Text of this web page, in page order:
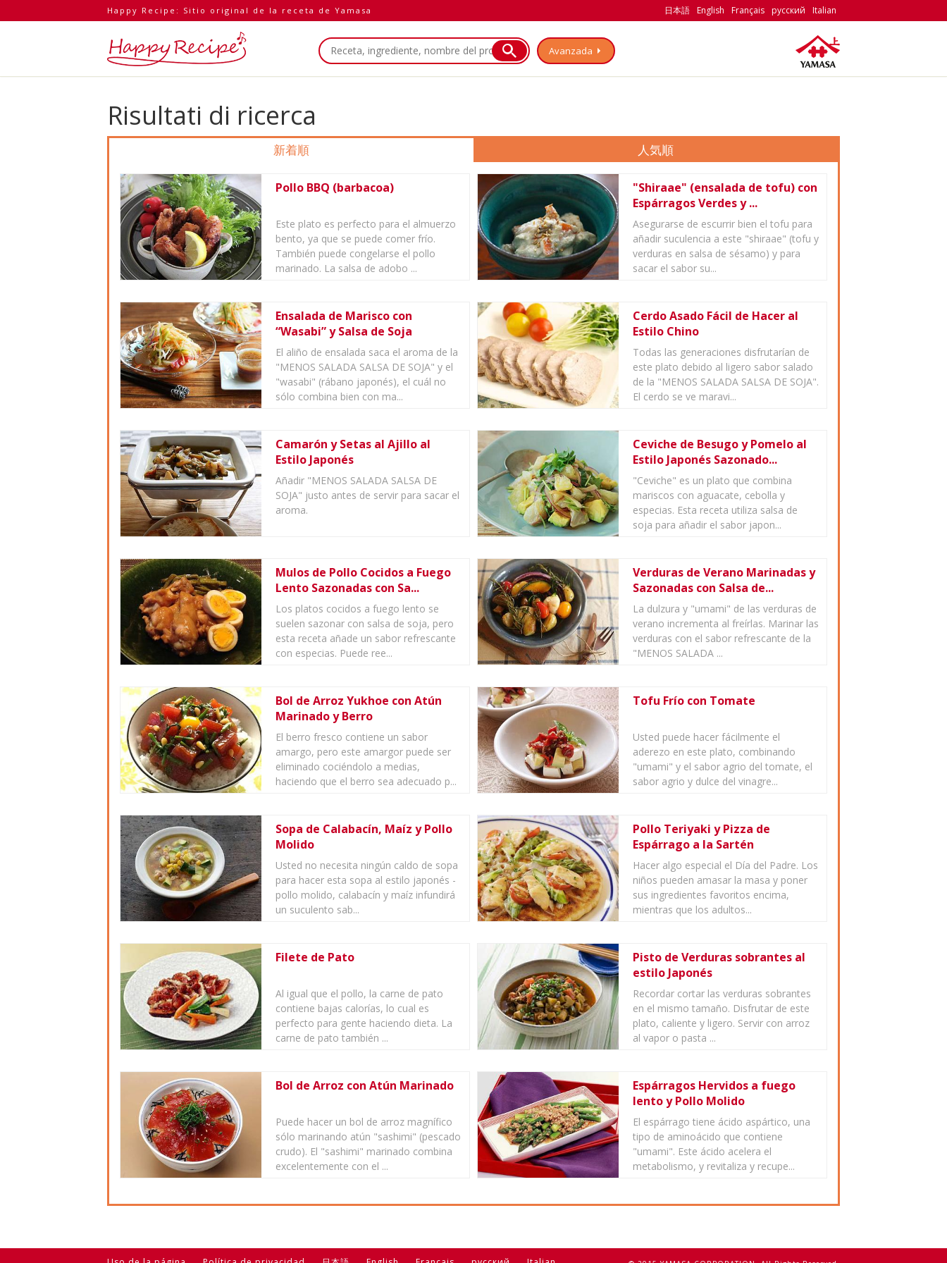
Happy Recipe: Sitio original de la receta de Yamasa 日本語 English Français русский Italian
Avanzada
Risultati di ricerca
新着順 人気順
Pollo BBQ (barbacoa)
Este plato es perfecto para el almuerzo
bento, ya que se puede comer frío.
También puede congelarse el pollo
marinado. La salsa de adobo ...
"Shiraae" (ensalada de tofu) con
Espárragos Verdes y ...
Asegurarse de escurrir bien el tofu para
añadir suculencia a este "shiraae" (tofu y
verduras en salsa de sésamo) y para
sacar el sabor su...
Ensalada de Marisco con
“Wasabi” y Salsa de Soja
El aliño de ensalada saca el aroma de la
"MENOS SALADA SALSA DE SOJA" y el
"wasabi" (rábano japonés), el cuál no
sólo combina bien con ma...
Cerdo Asado Fácil de Hacer al
Estilo Chino
Todas las generaciones disfrutarían de
este plato debido al ligero sabor salado
de la "MENOS SALADA SALSA DE SOJA".
El cerdo se ve maravi...
Camarón y Setas al Ajillo al
Estilo Japonés
Añadir "MENOS SALADA SALSA DE
SOJA" justo antes de servir para sacar el
aroma.
Ceviche de Besugo y Pomelo al
Estilo Japonés Sazonado...
"Ceviche" es un plato que combina
mariscos con aguacate, cebolla y
especias. Esta receta utiliza salsa de
soja para añadir el sabor japon...
Mulos de Pollo Cocidos a Fuego
Lento Sazonadas con Sa...
Los platos cocidos a fuego lento se
suelen sazonar con salsa de soja, pero
esta receta añade un sabor refrescante
con especias. Puede ree...
Verduras de Verano Marinadas y
Sazonadas con Salsa de...
La dulzura y "umami" de las verduras de
verano incrementa al freírlas. Marinar las
verduras con el sabor refrescante de la
"MENOS SALADA ...
Bol de Arroz Yukhoe con Atún
Marinado y Berro
El berro fresco contiene un sabor
amargo, pero este amargor puede ser
eliminado cociéndolo a medias,
haciendo que el berro sea adecuado p...
Tofu Frío con Tomate
Usted puede hacer fácilmente el
aderezo en este plato, combinando
"umami" y el sabor agrio del tomate, el
sabor agrio y dulce del vinagre...
Sopa de Calabacín, Maíz y Pollo
Molido
Usted no necesita ningún caldo de sopa
para hacer esta sopa al estilo japonés -
pollo molido, calabacín y maíz infundirá
un suculento sab...
Pollo Teriyaki y Pizza de
Espárrago a la Sartén
Hacer algo especial el Día del Padre. Los
niños pueden amasar la masa y poner
sus ingredientes favoritos encima,
mientras que los adultos...
Filete de Pato
Al igual que el pollo, la carne de pato
contiene bajas calorías, lo cual es
perfecto para gente haciendo dieta. La
carne de pato también ...
Pisto de Verduras sobrantes al
estilo Japonés
Recordar cortar las verduras sobrantes
en el mismo tamaño. Disfrutar de este
plato, caliente y ligero. Servir con arroz
al vapor o pasta ...
Bol de Arroz con Atún Marinado
Puede hacer un bol de arroz magnífico
sólo marinando atún "sashimi" (pescado
crudo). El "sashimi" marinado combina
excelentemente con el ...
Espárragos Hervidos a fuego
lento y Pollo Molido
El espárrago tiene ácido aspártico, una
tipo de aminoácido que contiene
"umami". Este ácido acelera el
metabolismo, y revitaliza y recupe...